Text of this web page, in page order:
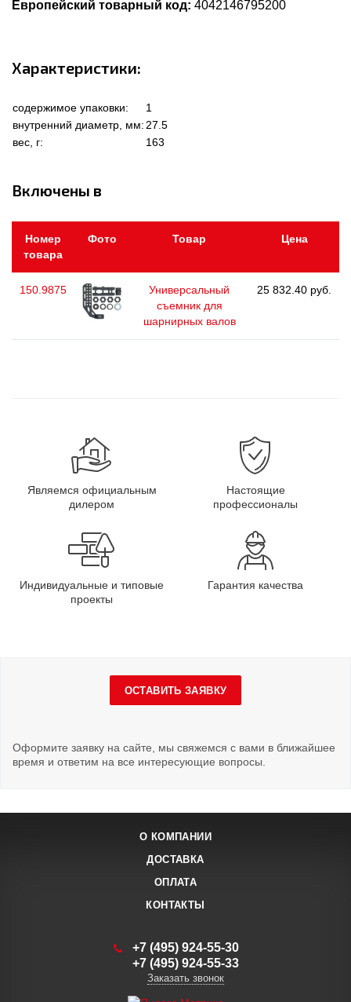
Европейский товарный код: 4042146795200
Характеристики:
содержимое упаковки:
1
внутренний диаметр, мм: 27.5
вес, г:
163
Включены в
Номер
товара
Фото Товар Цена
150.9875
Универсальный
съемник для
шарнирных валов
25 832.40 руб.
Являемся официальным
дилером
Настоящие
профессионалы
Индивидуальные и типовые
проекты
Гарантия качества
ОСТАВИТЬ ЗАЯВКУ
Оформите заявку на сайте, мы свяжемся с вами в ближайшее
время и ответим на все интересующие вопросы.
О КОМПАНИИ
ДОСТАВКА
ОПЛАТА
КОНТАКТЫ
+7 (495) 924-55-30
+7 (495) 924-55-33
Заказать звонок